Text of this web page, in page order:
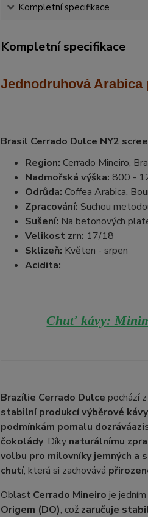
Kompletní specifikace
Kompletní specifikace
Jednodruhová Arabica
Brasil Cerrado Dulce NY2
Region: Cerrado Mineiro,
Nadmořská výška: 800 -
Odrůda: Coffea Arabica,
Zpracování: Suchou
Sušení: Na betonových
Velikost zrn: 17/18
Sklizeň: Květen - srpen
Acidita:
Chuť kávy:
Brazílie Cerrado Dulce pochází
stabilní produkcí výběrové kávy
podmínkám pomalu dozráváa
čokolády. Díky naturálnímu
volbu pro milovníky jemných a
chutí, která si zachovává
Oblast Cerrado Mineiro je jedním
Origem (DO), což zaručuje